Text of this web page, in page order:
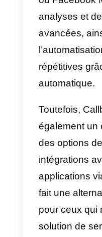
tâches
Si vous
de
que vous
Botmaker
option.
peu de
en
travailler